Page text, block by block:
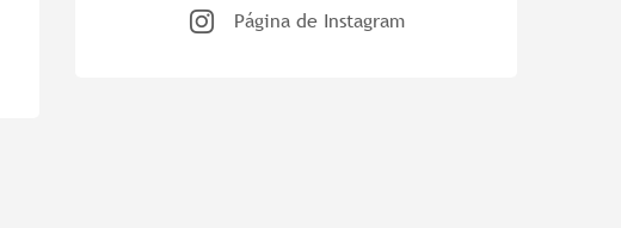
Página de Instagram